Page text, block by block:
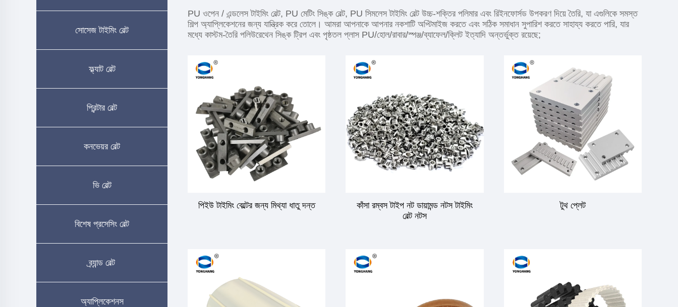
সোসেজ টাইমিং বেল্ট
ফ্ল্যাট বেল্ট
প্রিন্টার বেল্ট
কনভেয়র বেল্ট
ভি বেল্ট
বিশেষ প্রসেসিং বেল্ট
ব্র্যান্ড বেল্ট
অ্যাপ্লিকেশনস
PU ওপেন / এন্ডলেস টাইমিং বেল্ট, PU মেটিং সিঙ্ক বেল্ট, PU সিমলেস টাইমিং বেল্ট উচ্চ-শক্তির পলিমার এবং রিইনফোর্সড উপকরণ দিয়ে তৈরি, যা এগুলিকে সমস্ত
শিল্প অ্যাপ্লিকেশনের জন্য যান্ত্রিক করে তোলে। আমরা আপনাকে আপনার নকশাটি অপ্টিমাইজ করতে এবং সঠিক সমাধান সুপারিশ করতে সাহায্য করতে পারি, যার
মধ্যে কাস্টম-তৈরি পলিউরেথেন সিঙ্ক ট্রিপ এবং পৃষ্ঠতল প্লাস PU/হোল/রাবার/স্পঞ্জ/ব্যাফেল/ক্লিট ইত্যাদি অন্তর্ভুক্ত রয়েছে;
পিইউ টাইমিং বেল্টের জন্য মিথ্যা ধাতু দন্ত
কাঁসা রম্বস টাইপ নট ডায়ামন্ড নটস টাইমিং
বেল্ট নটস
টুথ প্লেট